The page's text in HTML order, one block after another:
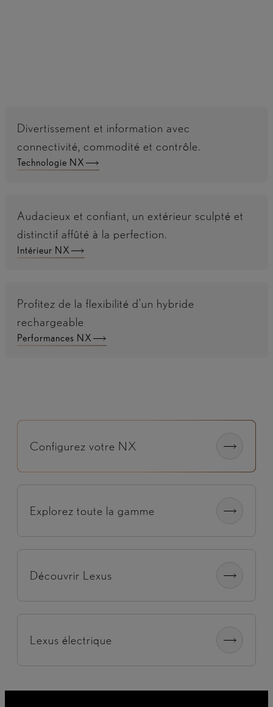
Divertissement et information avec
connectivité, commodité et contrôle.
Technologie NX
Audacieux et confiant, un extérieur sculpté et
distinctif affûté à la perfection.
Intérieur NX
Profitez de la flexibilité d’un hybride
rechargeable
Performances NX
Configurez votre NX
Explorez toute la gamme
Découvrir Lexus
Lexus électrique